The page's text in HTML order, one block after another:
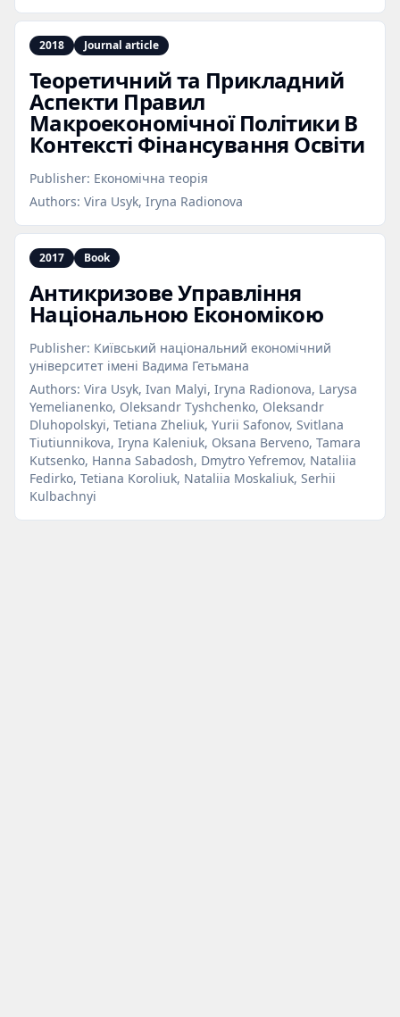
2018 Journal article
Теоретичний та Прикладний
Аспекти Правил
Макроекономічної Політики В
Контексті Фінансування Освіти
Publisher: Економічна теорія
Authors: Vira Usyk, Iryna Radionova
2017 Book
Антикризове Управління
Національною Економікою
Publisher: Київський національний економічний
університет імені Вадима Гетьмана
Authors: Vira Usyk, Ivan Malyi, Iryna Radionova, Larysa
Yemelianenko, Oleksandr Tyshchenko, Oleksandr
Dluhopolskyi, Tetiana Zheliuk, Yurii Safonov, Svitlana
Tiutiunnikova, Iryna Kaleniuk, Oksana Berveno, Tamara
Kutsenko, Hanna Sabadosh, Dmytro Yefremov, Nataliia
Fedirko, Tetiana Koroliuk, Nataliia Moskaliuk, Serhii
Kulbachnyi